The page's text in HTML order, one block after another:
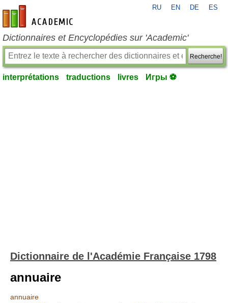
fr-academic.com
RU EN DE ES
Dictionnaires et Encyclopédies sur 'Academic'
Recherche!
interprétations traductions livres Игры ⚽
Dictionnaire de l'Académie Française 1798
annuaire
annuaire